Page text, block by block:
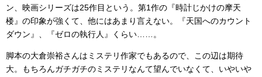
ン、映画シリーズは25作目という。第1作の『時計じかけの摩天
楼』の印象が強くて、他にはあまり言えない。『天国へのカウント
ダウン』、『ゼロの執行人』くらい……。
脚本の大倉崇裕さんはミステリ作家でもあるので、この辺は期待
大。もちろんガチガチのミステリなんて望んでいなくて、いやいや